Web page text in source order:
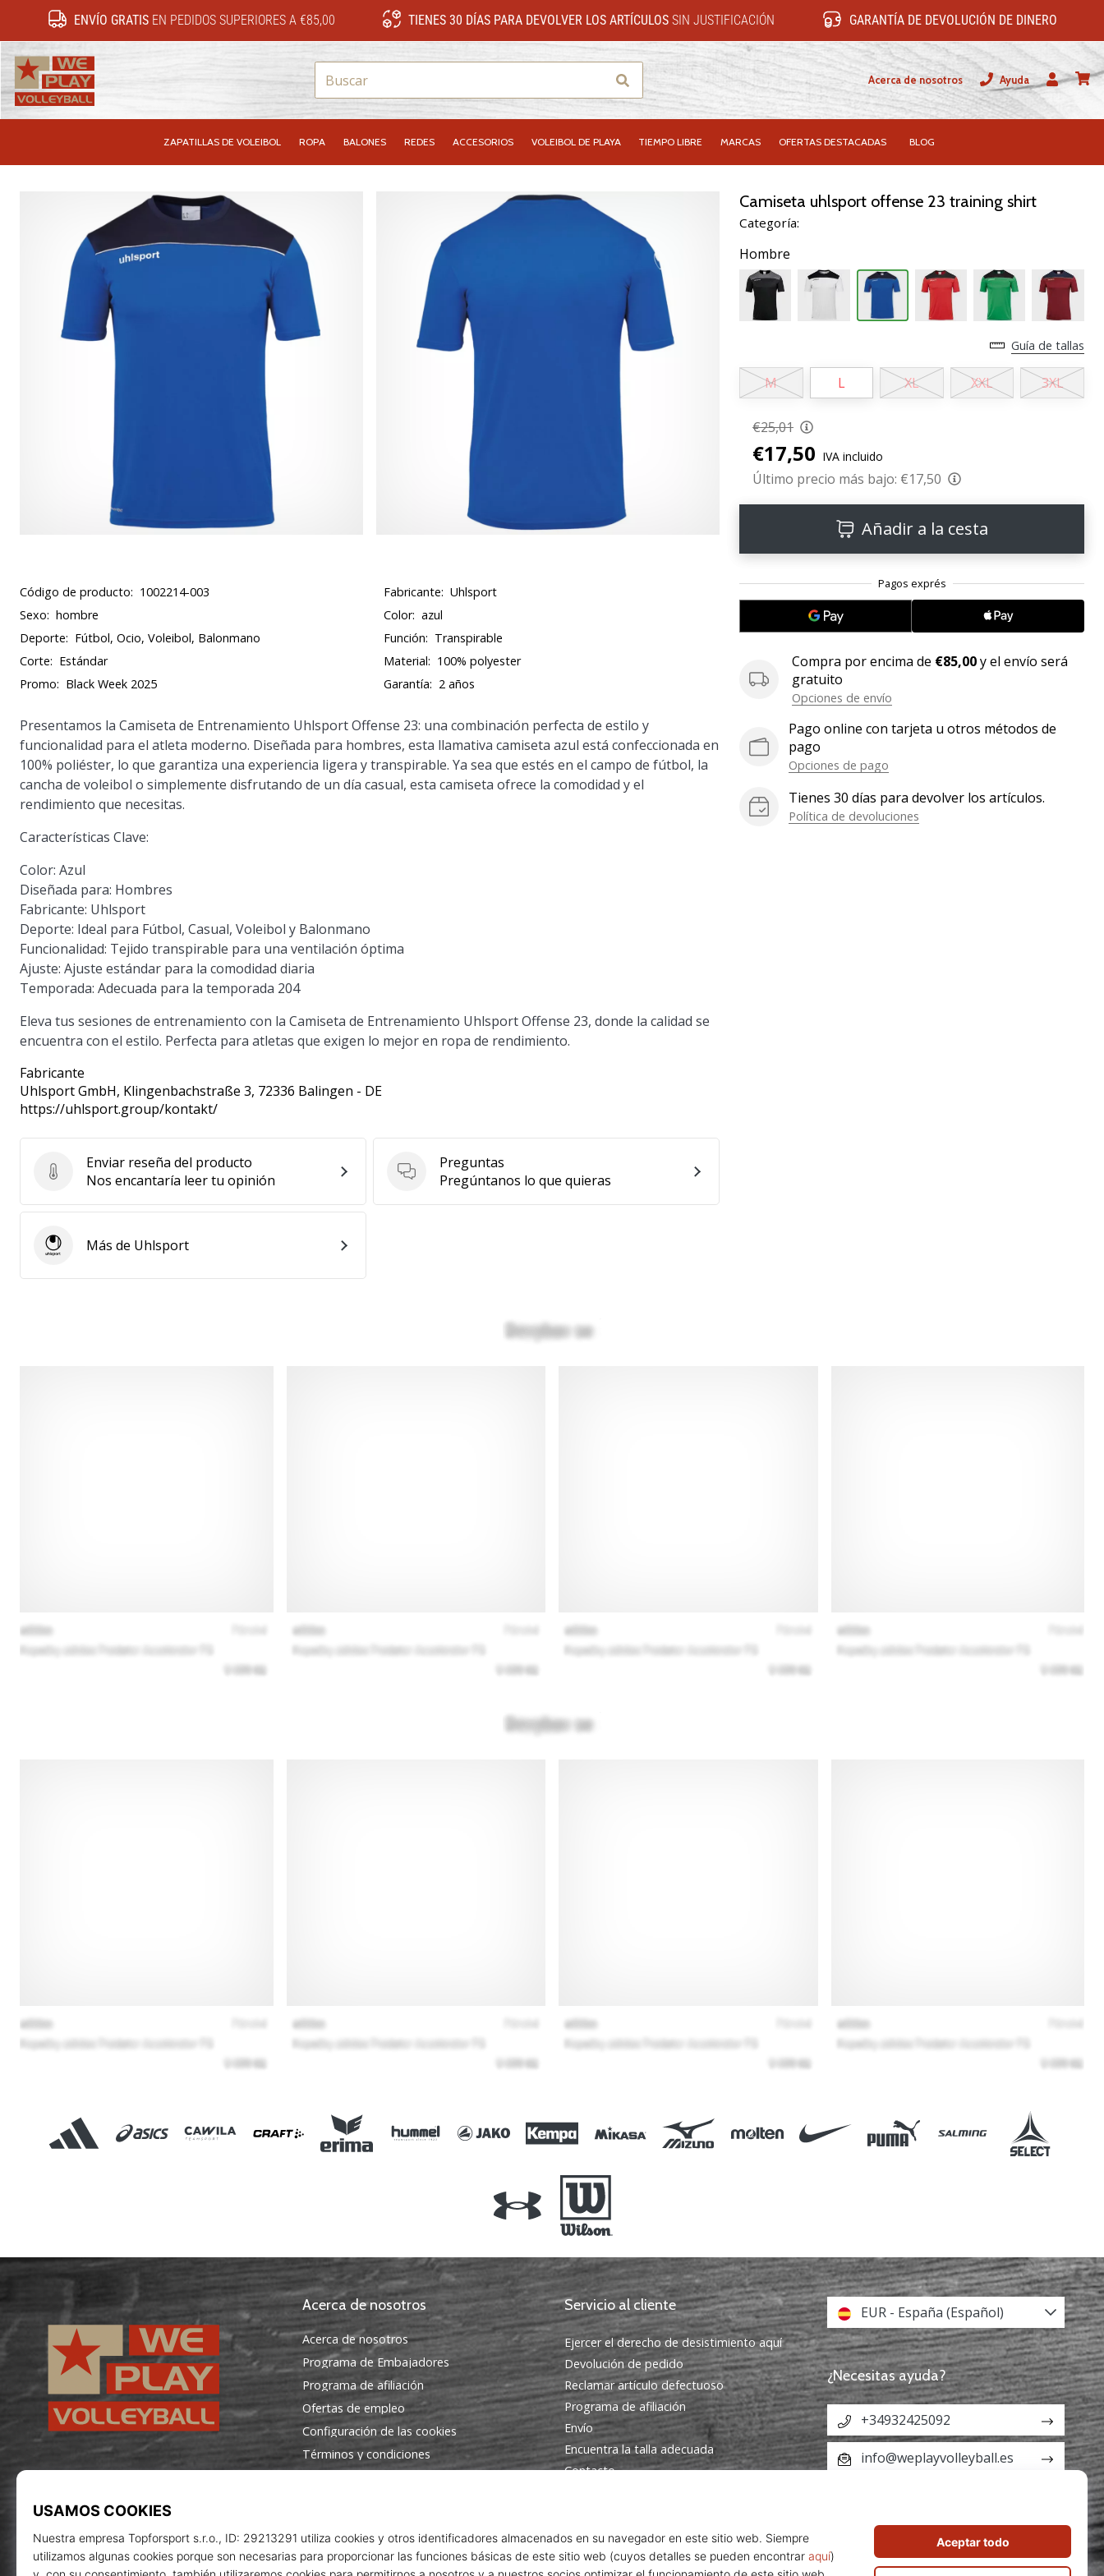
ENVÍO GRATISEN PEDIDOS SUPERIORES A €85,00 TIENES 30 DÍAS PARA DEVOLVER LOS ARTÍCULOS SIN JUSTIFICACIÓN GARANTÍA DE DEVOLUCIÓN DE DINERO
Buscar Acerca de nosotros
Ayuda
Usuario
ZAPATILLAS DE VOLEIBOL ROPA BALONES REDES ACCESORIOS VOLEIBOL DE PLAYA TIEMPO LIBRE MARCAS OFERTAS DESTACADAS BLOG
Camiseta uhlsport offense 23 training shirt
Categoría:
Hombre
Guía de tallas
M L XL XXL 3XL
€25,01
€17,50 IVA incluido
Último precio más bajo: €17,50
Añadir a la cesta
Compra por encima de €85,00y el envío será
gratuito
Opciones de envío
Pago online con tarjeta u otros métodos de
pago
Opciones de pago
Tienes 30 días para devolver los artículos.
Política de devoluciones
Código de producto: 1002214-003 Fabricante: Uhlsport
Sexo: hombre Color: azul
Deporte: Fútbol, Ocio, Voleibol, Balonmano Función: Transpirable
Corte: Estándar Material: 100% polyester
Promo: Black Week 2025 Garantía: 2 años
Presentamos la Camiseta de Entrenamiento Uhlsport Offense 23: una combinación perfecta de estilo y
funcionalidad para el atleta moderno. Diseñada para hombres, esta llamativa camiseta azul está confeccionada en
100% poliéster, lo que garantiza una experiencia ligera y transpirable. Ya sea que estés en el campo de fútbol, la
cancha de voleibol o simplemente disfrutando de un día casual, esta camiseta ofrece la comodidad y el
rendimiento que necesitas.
Características Clave:
Color: Azul
Diseñada para: Hombres
Fabricante: Uhlsport
Deporte: Ideal para Fútbol, Casual, Voleibol y Balonmano
Funcionalidad: Tejido transpirable para una ventilación óptima
Ajuste: Ajuste estándar para la comodidad diaria
Temporada: Adecuada para la temporada 204
Eleva tus sesiones de entrenamiento con la Camiseta de Entrenamiento Uhlsport Offense 23, donde la calidad se
encuentra con el estilo. Perfecta para atletas que exigen lo mejor en ropa de rendimiento.
Fabricante
Uhlsport GmbH, Klingenbachstraße 3, 72336 Balingen - DE
https://uhlsport.group/kontakt/
Enviar reseña del producto
Enviar reseña del producto
Nos encantaría leer tu opinión
Preguntas
Preguntas
Pregúntanos lo que quieras
UhlsportMás de Uhlsport
Acerca de nosotros
Acerca de nosotros
Programa de Embajadores
Programa de afiliación
Ofertas de empleo
Configuración de las cookies
Términos y condiciones
Servicio al cliente
Ejercer el derecho de desistimiento aquí
Devolución de pedido
Reclamar artículo defectuoso
Programa de afiliación
Envío
Encuentra la talla adecuada
Contacto
Programa de Embajadores
EUR - España (Español)
¿Necesitas ayuda?
+34932425092
info@weplayvolleyball.es